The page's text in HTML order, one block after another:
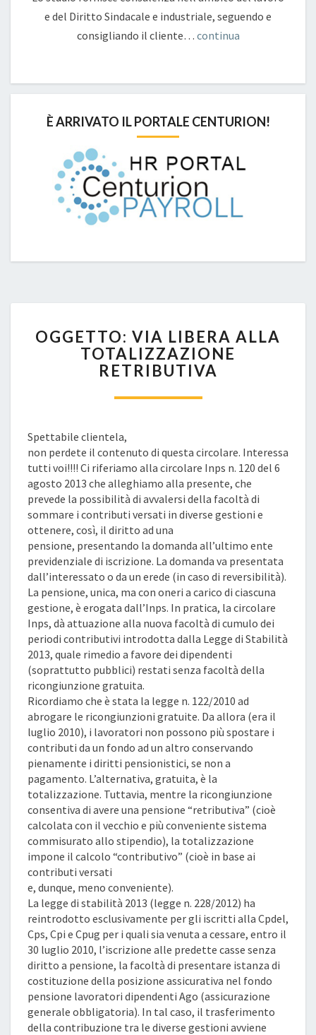
e del Diritto Sindacale e industriale, seguendo e
consigliando il cliente… continua
È ARRIVATO IL PORTALE CENTURION!
VIA
LIBERA
ALLA
RETRIBUTIVA
OGGETTO: VIA LIBERA ALLA
TOTALIZZAZIONE
RETRIBUTIVA
Spettabile clientela,
non perdete il contenuto di questa circolare. Interessa
tutti voi!!!! Ci riferiamo alla circolare Inps n. 120 del 6
agosto 2013 che alleghiamo alla presente, che
prevede la possibilità di avvalersi della facoltà di
sommare i contributi versati in diverse gestioni e
ottenere, così, il diritto ad una
pensione, presentando la domanda all’ultimo ente
previdenziale di iscrizione. La domanda va presentata
dall’interessato o da un erede (in caso di reversibilità).
La pensione, unica, ma con oneri a carico di ciascuna
gestione, è erogata dall’Inps. In pratica, la circolare
Inps, dà attuazione alla nuova facoltà di cumulo dei
periodi contributivi introdotta dalla Legge di Stabilità
2013, quale rimedio a favore dei dipendenti
(soprattutto pubblici) restati senza facoltà della
ricongiunzione gratuita.
Ricordiamo che è stata la legge n. 122/2010 ad
abrogare le ricongiunzioni gratuite. Da allora (era il
luglio 2010), i lavoratori non possono più spostare i
contributi da un fondo ad un altro conservando
pienamente i diritti pensionistici, se non a
pagamento. L’alternativa, gratuita, è la
totalizzazione. Tuttavia, mentre la ricongiunzione
consentiva di avere una pensione “retributiva” (cioè
calcolata con il vecchio e più conveniente sistema
commisurato allo stipendio), la totalizzazione
impone il calcolo “contributivo” (cioè in base ai
contributi versati
e, dunque, meno conveniente).
La legge di stabilità 2013 (legge n. 228/2012) ha
reintrodotto esclusivamente per gli iscritti alla Cpdel,
Cps, Cpi e Cpug per i quali sia venuta a cessare, entro il
30 luglio 2010, l’iscrizione alle predette casse senza
diritto a pensione, la facoltà di presentare istanza di
costituzione della posizione assicurativa nel fondo
pensione lavoratori dipendenti Ago (assicurazione
generale obbligatoria). In tal caso, il trasferimento
della contribuzione tra le diverse gestioni avviene